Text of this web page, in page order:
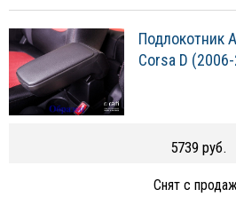
Подлокотник
Corsa D
5739 руб.
Снят с